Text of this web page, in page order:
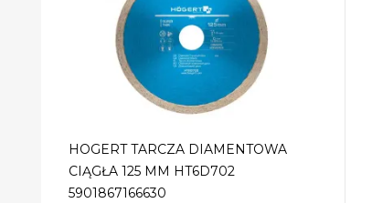
HOGERT TARCZA DIAMENTOWA
CIĄGŁA 125 MM HT6D702
5901867166630